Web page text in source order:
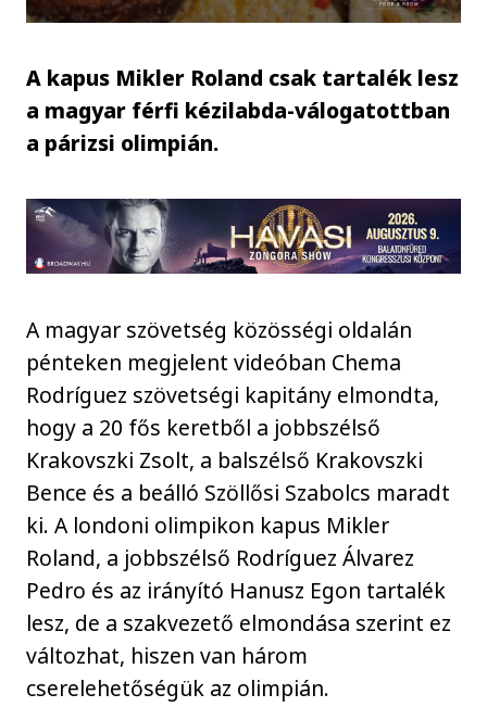
A kapus Mikler Roland csak tartalék lesz
a magyar férfi kézilabda-válogatottban
a párizsi olimpián.
A magyar szövetség közösségi oldalán
pénteken megjelent videóban Chema
Rodríguez szövetségi kapitány elmondta,
hogy a 20 fős keretből a jobbszélső
Krakovszki Zsolt, a balszélső Krakovszki
Bence és a beálló Szöllősi Szabolcs maradt
ki. A londoni olimpikon kapus Mikler
Roland, a jobbszélső Rodríguez Álvarez
Pedro és az irányító Hanusz Egon tartalék
lesz, de a szakvezető elmondása szerint ez
változhat, hiszen van három
cserelehetőségük az olimpián.